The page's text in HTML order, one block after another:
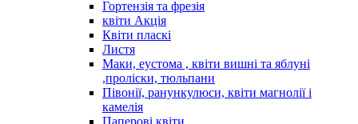
Гортензія та фрезія
квіти Акція
Квіти пласкі
Листя
Маки, еустома , квіти вишні та яблуні
,проліски, тюльпани
Півонії, ранункулюси, квіти магнолії і
камелія
Паперові квіти